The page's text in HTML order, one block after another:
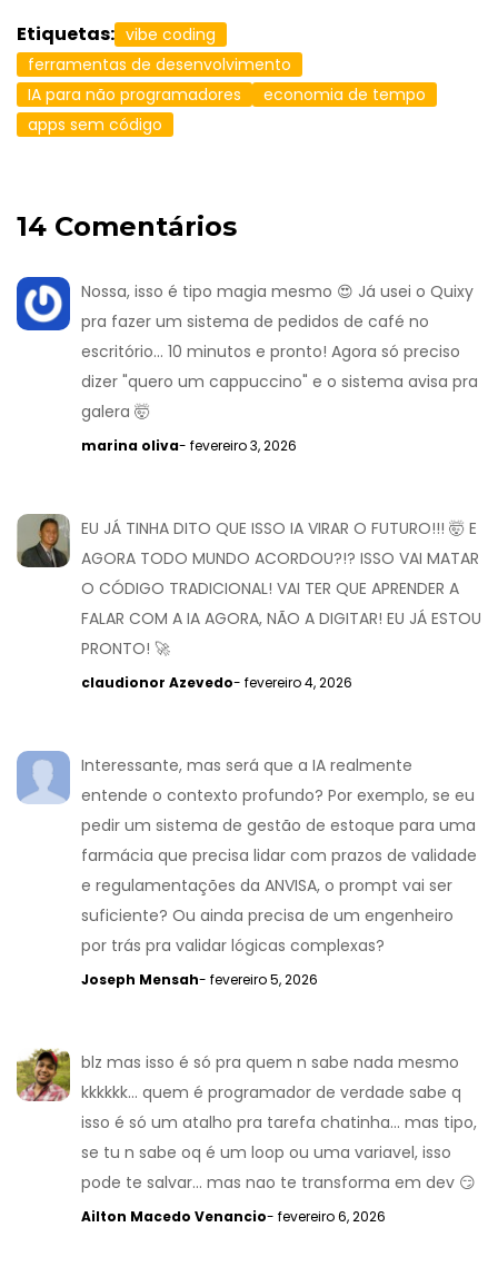
Etiquetas: vibe coding
ferramentas de desenvolvimento
IA para não programadores
economia de tempo
apps sem código
14 Comentários
Nossa, isso é tipo magia mesmo 😍 Já usei o Quixy
pra fazer um sistema de pedidos de café no
escritório... 10 minutos e pronto! Agora só preciso
dizer "quero um cappuccino" e o sistema avisa pra
galera 🤯
marina oliva- fevereiro 3, 2026
EU JÁ TINHA DITO QUE ISSO IA VIRAR O FUTURO!!! 🤯 E
AGORA TODO MUNDO ACORDOU?!? ISSO VAI MATAR
O CÓDIGO TRADICIONAL! VAI TER QUE APRENDER A
FALAR COM A IA AGORA, NÃO A DIGITAR! EU JÁ ESTOU
PRONTO! 🚀
claudionor Azevedo- fevereiro 4, 2026
Interessante, mas será que a IA realmente
entende o contexto profundo? Por exemplo, se eu
pedir um sistema de gestão de estoque para uma
farmácia que precisa lidar com prazos de validade
e regulamentações da ANVISA, o prompt vai ser
suficiente? Ou ainda precisa de um engenheiro
por trás pra validar lógicas complexas?
Joseph Mensah- fevereiro 5, 2026
blz mas isso é só pra quem n sabe nada mesmo
kkkkkk... quem é programador de verdade sabe q
isso é só um atalho pra tarefa chatinha... mas tipo,
se tu n sabe oq é um loop ou uma variavel, isso
pode te salvar... mas nao te transforma em dev 😏
Ailton Macedo Venancio- fevereiro 6, 2026